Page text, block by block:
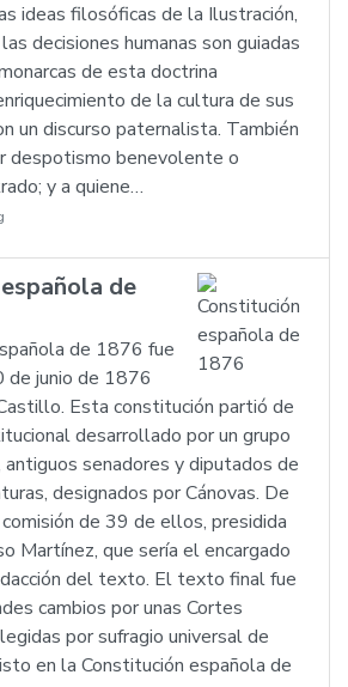
ideas filosóficas de la Ilustración,
decisiones humanas son guiadas
de esta doctrina
de la cultura de sus
un discurso paternalista. También
despotismo benevolente o
y a quiene…
de
de 1876 fue
de junio de 1876
Esta constitución partió de
desarrollado por un grupo
senadores y diputados de
designados por Cánovas. De
de 39 de ellos, presidida
Martínez, que sería el encargado
del texto. El texto final fue
cambios por unas Cortes
por sufragio universal de
en la Constitución española de